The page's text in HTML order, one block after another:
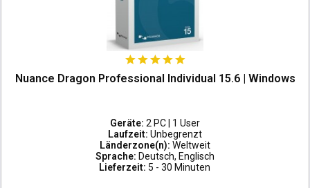
Nuance Dragon Professional Individual 15.6 | Windows
Geräte: 2 PC | 1 User
Laufzeit: Unbegrenzt
Länderzone(n): Weltweit
Sprache: Deutsch, Englisch
Lieferzeit: 5 - 30 Minuten